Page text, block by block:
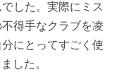
した。実際にミス
得手なクラブを凌
にとってすごく使
した。